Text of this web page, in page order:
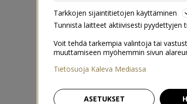
Tarkkojen sijaintitietojen käyttäminen
Tunnista laitteet aktiivisesti pyydettyjen
Voit tehdä tarkempia valintoja tai
muuttamiseen myöhemmin sivun
Tietosuoja Kaleva Mediassa
ASETUKSET